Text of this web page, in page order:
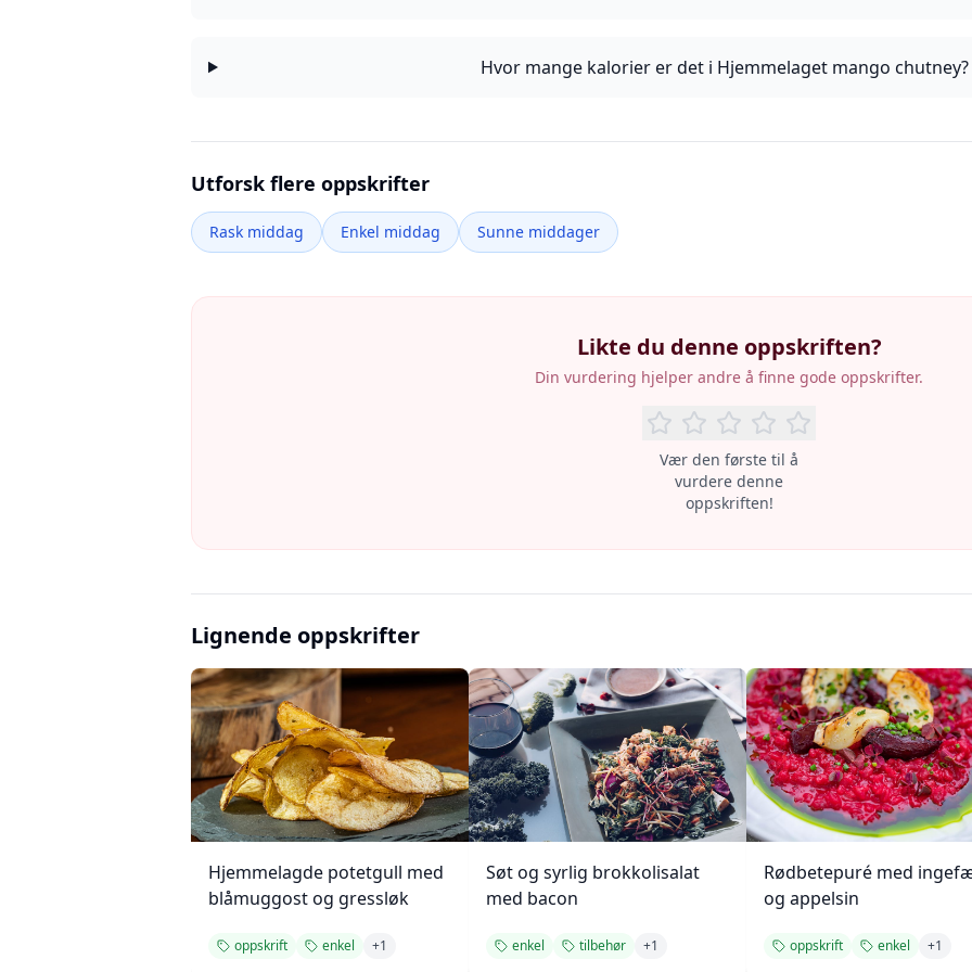
Hvor mange kalorier er det i Hjemmelaget mango chutney?
Utforsk flere oppskrifter
Rask middag Enkel middag Sunne middager
Likte du denne oppskriften?
Din vurdering hjelper andre å finne gode oppskrifter.
Vær den første til å
vurdere denne
oppskriften!
Lignende oppskrifter
Hjemmelagde potetgull med
blåmuggost og gressløk
oppskrift enkel +1
Søt og syrlig brokkolisalat
med bacon
enkel tilbehør +1
Rødbetepuré med
og appelsin
oppskrift enkel +1